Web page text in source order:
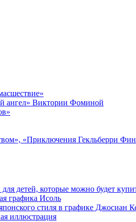
ангел» Виктории Фоминой
«Приключения Гекльберри
детей, которые можно будет
графика Исоль
стиля в графике Джосиан
иллюстрация